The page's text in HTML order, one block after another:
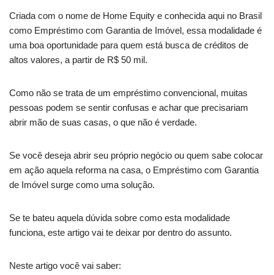
Criada com o nome de Home Equity e conhecida aqui no Brasil
como Empréstimo com Garantia de Imóvel, essa modalidade é
uma boa oportunidade para quem está busca de créditos de
altos valores, a partir de R$ 50 mil.
Como não se trata de um empréstimo convencional, muitas
pessoas podem se sentir confusas e achar que precisariam
abrir mão de suas casas, o que não é verdade.
Se você deseja abrir seu próprio negócio ou quem sabe colocar
em ação aquela reforma na casa, o Empréstimo com Garantia
de Imóvel surge como uma solução.
Se te bateu aquela dúvida sobre como esta modalidade
funciona, este artigo vai te deixar por dentro do assunto.
Neste artigo você vai saber: